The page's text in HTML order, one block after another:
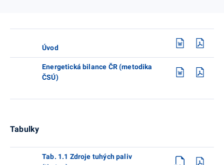
Úvod
Energetická bilance ČR (metodika
ČSÚ)
Tabulky
Tab. 1.1 Zdroje tuhých paliv